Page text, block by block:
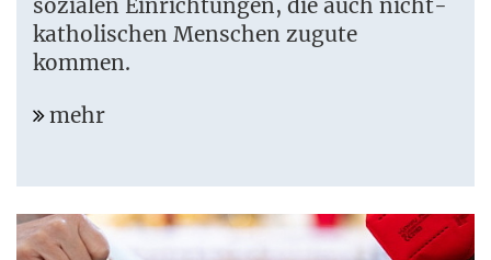
katholischen Menschen zugute
kommen.
mehr